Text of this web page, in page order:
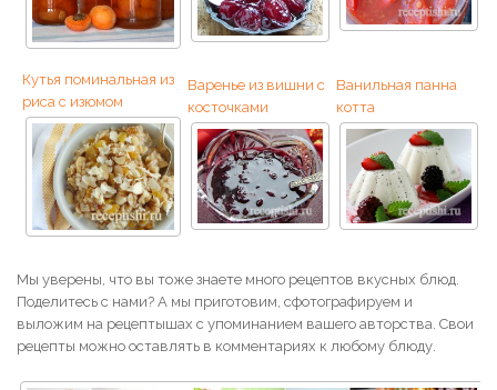
Кутья поминальная из
риса с изюмом
Варенье из вишни с
косточками
Ванильная панна
котта
Мы уверены, что вы тоже знаете много рецептов вкусных блюд.
Поделитесь с нами? А мы приготовим, сфотографируем и
выложим на рецептышах с упоминанием вашего авторства. Свои
рецепты можно оставлять в комментариях к любому блюду.